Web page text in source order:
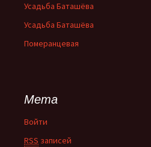
Усадьба Баташёва
Усадьба Баташёва
Померанцевая
Мета
Войти
RSS записей